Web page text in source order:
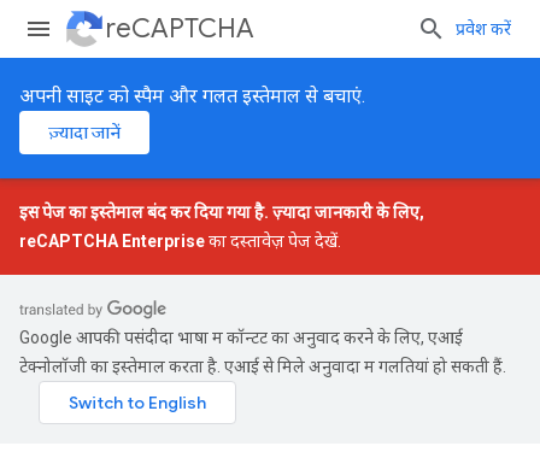
reCAPTCHA प्रवेश करें
अपनी साइट को स्पैम और गलत इस्तेमाल से बचाएं.
ज़्यादा जानें
इस पेज का इस्तेमाल बंद कर दिया गया है. ज़्यादा जानकारी के लिए,
reCAPTCHA Enterpriseका दस्तावेज़ पेज देखें.
Google आपकी पसंदीदा भाषा में कॉन्टेंट का अनुवाद करने के लिए, एआई
टेक्नोलॉजी का इस्तेमाल करता है. एआई से मिले अनुवादों में गलतियां हो सकती हैं.